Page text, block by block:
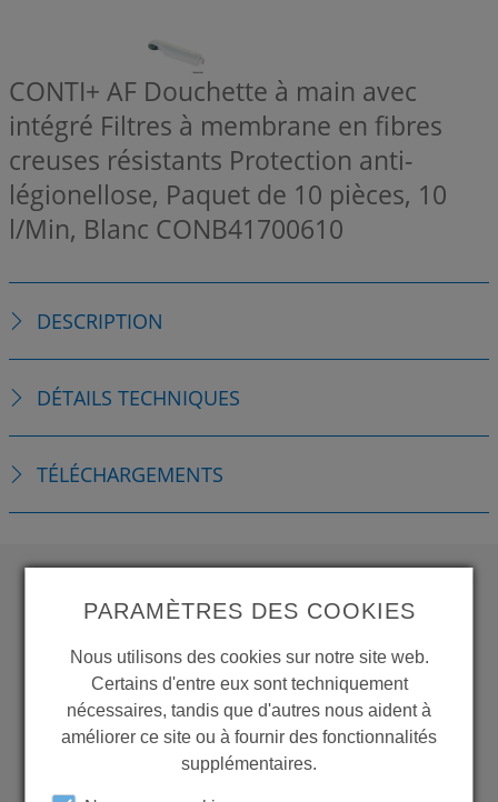
CONTI+ AF Douchette à main avec
intégré Filtres à membrane en fibres
creuses résistants Protection anti-
légionellose, Paquet de 10 pièces, 10
l/Min, Blanc CONB41700610
DESCRIPTION
DÉTAILS TECHNIQUES
TÉLÉCHARGEMENTS
WANT TO SEE
MORE PRODUCTS?
PARAMÈTRES DES COOKIES
Nous utilisons des cookies sur notre site web.
Certains d'entre eux sont techniquement
nécessaires, tandis que d'autres nous aident à
améliorer ce site ou à fournir des fonctionnalités
supplémentaires.